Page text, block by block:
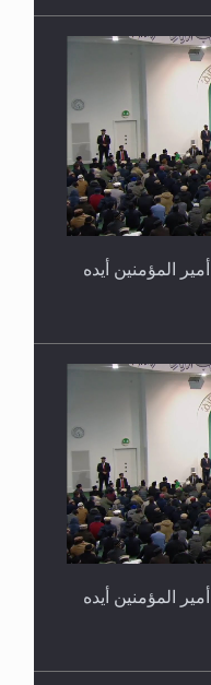
المؤمنين أيده
المؤمنين أيده